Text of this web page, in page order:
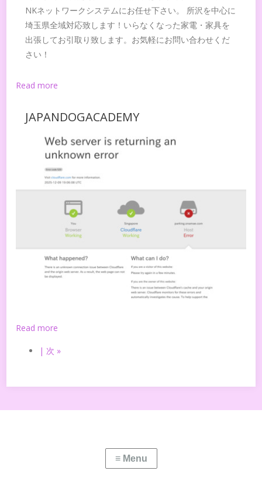
NKネットワークシステムにお任せ下さい。 所沢を中心に
埼玉県全域対応致します！いらなくなった家電・家具を
出張してお引取り致します。お気軽にお問い合わせくだ
さい！
Read more
JAPANDOGACADEMY
Read more
| 次 »